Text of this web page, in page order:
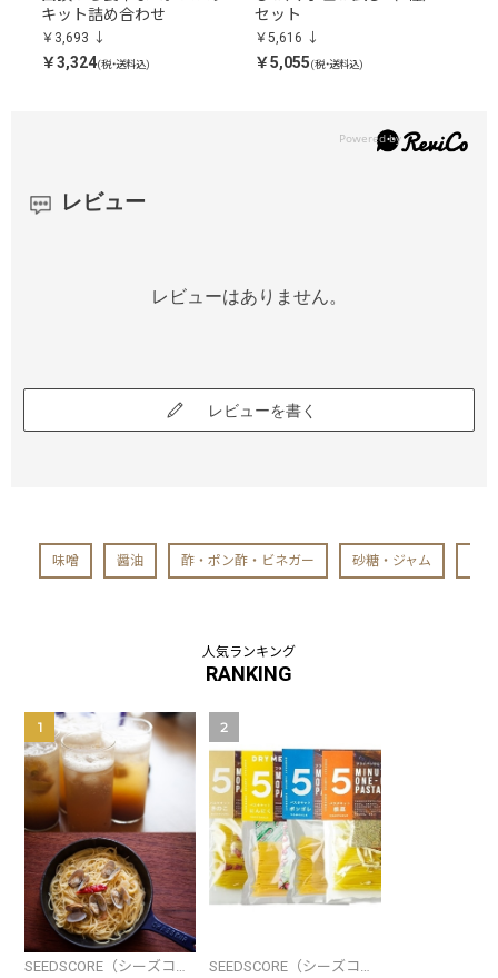
キット詰め合わせ
￥3,693
￥3,324(税・送料込)
セット
￥5,616
￥5,055(税・送料込)
レビュー
レビューはありません。
レビューを書く
味噌 醤油 酢・ポン酢・ビネガー 砂糖・ジャム
人気ランキング
RANKING
1
SEEDSCORE（シーズコ
2
SEEDSCORE（シーズコ